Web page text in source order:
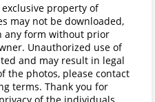
property of
may not be downloaded,
any form without prior
Unauthorized use of
and may result in legal
the photos, please contact
terms. Thank you for